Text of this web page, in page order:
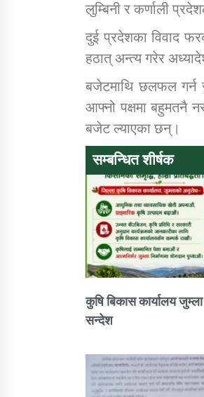
लुम्बिनी र कर्णाली
दुई प्रदेशका विवाद
हठात् अन्त्य गरेर
बजेटमाथि छलफल गर्न
आफ्नो पक्षमा बहुमतनै
बजेट ल्याएका छन्।
सम्बन्धित शीर्षक
कुषि बिकास कार्यालय
सन्देश